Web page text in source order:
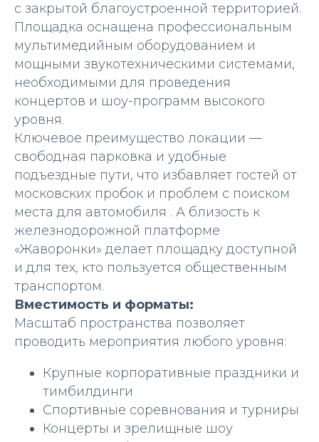
с закрытой благоустроенной территорией.
Площадка оснащена профессиональным
мультимедийным оборудованием и
мощными звукотехническими системами,
необходимыми для проведения
концертов и шоу-программ высокого
уровня.
Ключевое преимущество локации —
свободная парковка и удобные
подъездные пути, что избавляет гостей от
московских пробок и проблем с поиском
места для автомобиля . А близость к
железнодорожной платформе
«Жаворонки» делает площадку доступной
и для тех, кто пользуется общественным
транспортом.
Вместимость и форматы:
Масштаб пространства позволяет
проводить мероприятия любого уровня:
Крупные корпоративные праздники и
тимбилдинги
Спортивные соревнования и турниры
Концерты и зрелищные шоу